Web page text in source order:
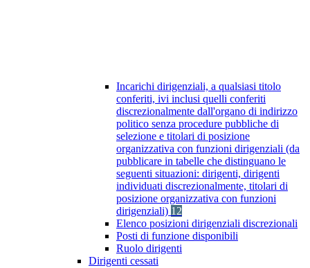
Incarichi dirigenziali, a qualsiasi titolo
conferiti, ivi inclusi quelli conferiti
discrezionalmente dall'organo di indirizzo
politico senza procedure pubbliche di
selezione e titolari di posizione
organizzativa con funzioni dirigenziali (da
pubblicare in tabelle che distinguano le
seguenti situazioni: dirigenti, dirigenti
individuati discrezionalmente, titolari di
posizione organizzativa con funzioni
dirigenziali) 12
Elenco posizioni dirigenziali discrezionali
Posti di funzione disponibili
Ruolo dirigenti
Dirigenti cessati